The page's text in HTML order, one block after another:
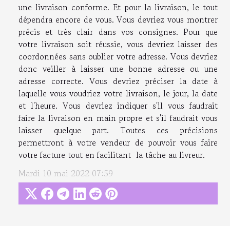
une livraison conforme. Et pour la livraison, le tout
dépendra encore de vous. Vous devriez vous montrer
précis et très clair dans vos consignes. Pour que
votre livraison soit réussie, vous devriez laisser des
coordonnées sans oublier votre adresse. Vous devriez
donc veiller à laisser une bonne adresse ou une
adresse correcte. Vous devriez préciser la date à
laquelle vous voudriez votre livraison, le jour, la date
et l'heure. Vous devriez indiquer s'il vous faudrait
faire la livraison en main propre et s'il faudrait vous
laisser quelque part. Toutes ces précisions
permettront à votre vendeur de pouvoir vous faire
votre facture tout en facilitant la tâche au livreur.
Mardi 10 mai 2022 07:59